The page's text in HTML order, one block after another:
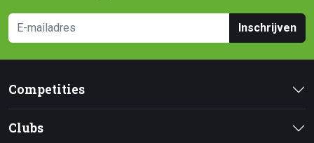
Inschrijven
Competities
Clubs